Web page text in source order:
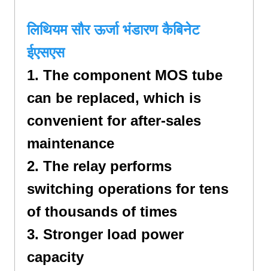
लिथियम सौर ऊर्जा भंडारण कैबिनेट
ईएसएस
1. The component MOS tube
can be replaced, which is
convenient for after-sales
maintenance
2. The relay performs
switching operations for tens
of thousands of times
3. Stronger load power
capacity